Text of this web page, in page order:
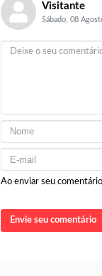
Visitante
Sábado, 08
Ao enviar seu
Envie seu comentário